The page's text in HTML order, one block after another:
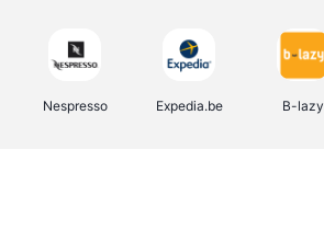
Nespresso Expedia.be B-lazy